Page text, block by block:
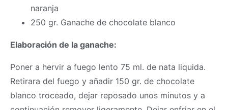
naranja
250 gr. Ganache de chocolate blanco
Elaboración de la ganache:
Poner a hervir a fuego lento 75 ml. de nata liquida.
Retirara del fuego y añadir 150 gr. de chocolate
blanco troceado, dejar reposado unos minutos y a